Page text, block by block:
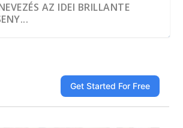
AZ IDEI BRILLANTE